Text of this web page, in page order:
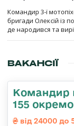
Командир 3-ї
бригади Олексій із
де народився та
ВАКАНСІЇ
Командир
155
від 24000 до